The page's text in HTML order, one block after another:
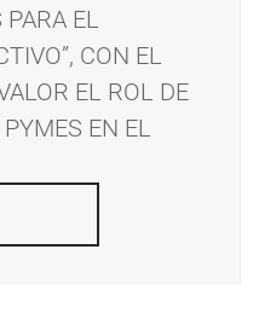
PARA EL
CON EL
EL ROL DE
EN EL